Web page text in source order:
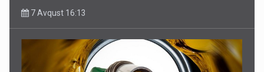
7 Avqust 16:13